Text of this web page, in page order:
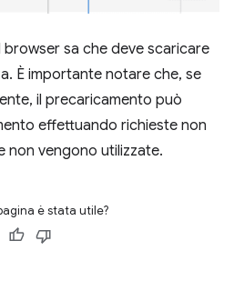
sa che deve scaricare
È importante notare che, se
il precaricamento può
effettuando richieste non
non vengono utilizzate.
è stata utile?